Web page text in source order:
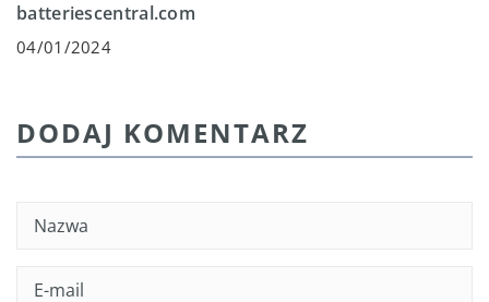
batteriescentral.com
04/01/2024
DODAJ KOMENTARZ